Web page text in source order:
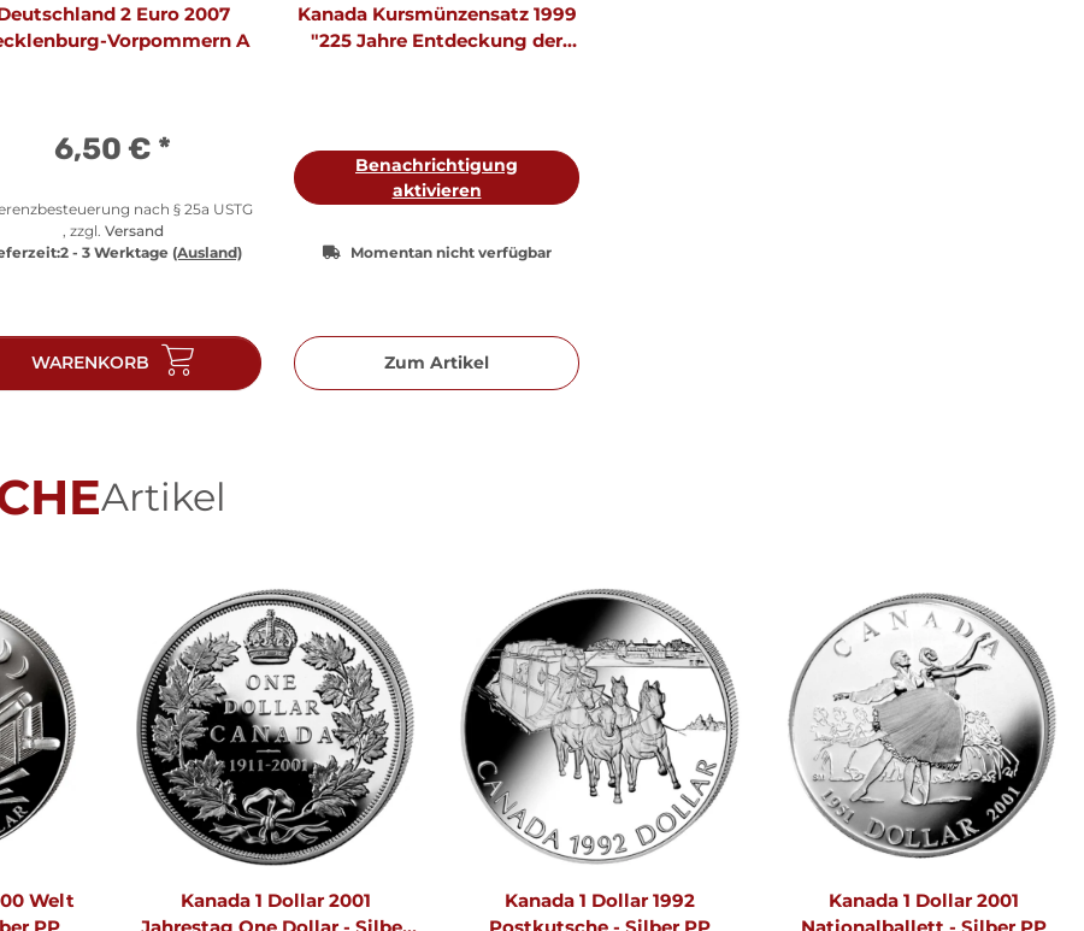
2 Euro 2007
Vorpommern A
6,50 € *
nach § 25a USTG
, zzgl. Versand
2 - 3 Werktage (Ausland)
WARENKORB
Kanada Kursmünzensatz 1999
"225 Jahre Entdeckung der
Benachrichtigung
aktivieren
Momentan nicht verfügbar
Zum Artikel
Artikel
Welt
PP
Kanada 1 Dollar 2001
Jahrestag One Dollar - Silber
Kanada 1 Dollar 1992
Postkutsche - Silber PP
Kanada 1 Dollar 2001
Nationalballett - Silber PP